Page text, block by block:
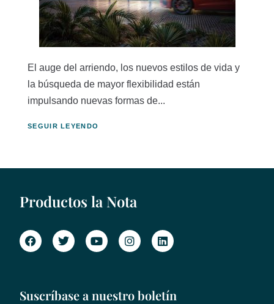
El auge del arriendo, los nuevos estilos de vida y
la búsqueda de mayor flexibilidad están
impulsando nuevas formas de...
SEGUIR LEYENDO
Productos la Nota
Suscríbase a nuestro boletín